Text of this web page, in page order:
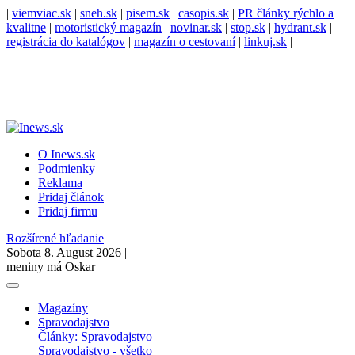
| viemviac.sk | sneh.sk | pisem.sk | casopis.sk | PR články rýchlo a
kvalitne | motoristický magazín | novinar.sk | stop.sk | hydrant.sk |
registrácia do katalógov | magazín o cestovaní| linkuj.sk |
O Inews.sk
Podmienky
Reklama
Pridaj článok
Pridaj firmu
Rozšírené hľadanie
Sobota 8. August 2026 |
meniny má Oskar
Magazíny
Spravodajstvo
Články: Spravodajstvo
Spravodajstvo - všetko